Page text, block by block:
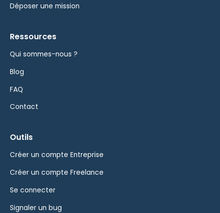
Déposer une mission
Ressources
Qui sommes-nous ?
Blog
FAQ
Contact
Outils
Créer un compte Entreprise
Créer un compte Freelance
Se connecter
Signaler un bug